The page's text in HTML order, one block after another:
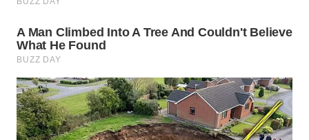
LABUHANBATU
TAPANULI
TENGAH
WN DELI